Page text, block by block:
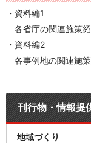
・資料編1
各省庁の関連施策
・資料編2
各事例地の関連施
刊行物・情報提
地域づくり